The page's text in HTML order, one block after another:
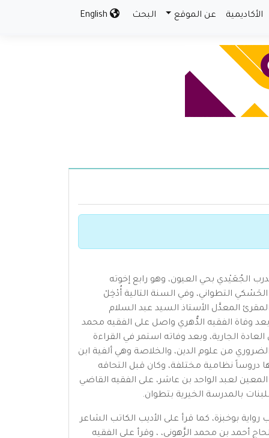
الأكاديمية عن الموقع البحث
الجُعَيْدي بحي العيون، وهو رابع إخوته
التطواني، وفي السنة التالية أُدْخِلْ
المعدَّل الأستاذ السيد عبد السلام
وفاة الفقيه الدُّهري واصل على الفقيه محمد
الجارية، وبعد وفاته استمر في القراءة
من علوم الدين، والخلاصة وهي ألفية ابن
دروساً نظامية مختلفة، وكان قبل التحاقه
لعبد الواحد بن عاشر، على الفقيه القاضي
بالمدرسة الخيرية بتطوان.
بوخبزة، كما قرأ على الأديب الكاتب الشاعر
أحمد بن محمد الرَّهوني، ، وقرأ على الفقيه